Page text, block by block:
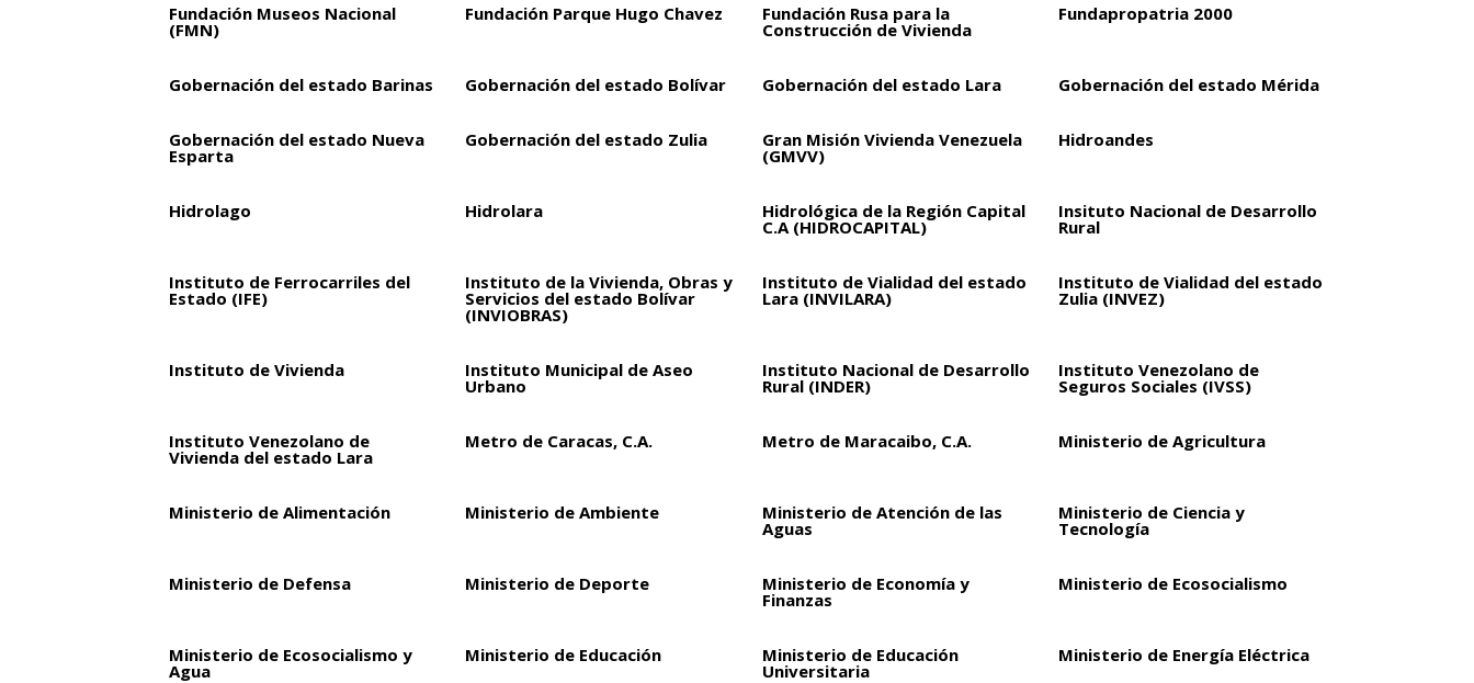
Fundación Museos Nacional
(FMN)
Fundación Parque Hugo Chavez Fundación Rusa para la
Construcción de Vivienda
Fundapropatria 2000
Gobernación del estado Barinas Gobernación del estado Bolívar Gobernación del estado Lara Gobernación del estado Mérida
Gobernación del estado Nueva
Esparta
Gobernación del estado Zulia Gran Misión Vivienda Venezuela
(GMVV)
Hidroandes
Hidrolago Hidrolara Hidrológica de la Región Capital
C.A (HIDROCAPITAL)
Insituto Nacional de Desarrollo
Rural
Instituto de Ferrocarriles del
Estado (IFE)
Instituto de la Vivienda, Obras y
Servicios del estado Bolívar
(INVIOBRAS)
Instituto de Vialidad del estado
Lara (INVILARA)
Instituto de Vialidad del estado
Zulia (INVEZ)
Instituto de Vivienda Instituto Municipal de Aseo
Urbano
Instituto Nacional de Desarrollo
Rural (INDER)
Instituto Venezolano de
Seguros Sociales (IVSS)
Instituto Venezolano de
Vivienda del estado Lara
Metro de Caracas, C.A. Metro de Maracaibo, C.A. Ministerio de Agricultura
Ministerio de Alimentación Ministerio de Ambiente Ministerio de Atención de las
Aguas
Ministerio de Ciencia y
Tecnología
Ministerio de Defensa Ministerio de Deporte Ministerio de Economía y
Finanzas
Ministerio de Ecosocialismo
Ministerio de Ecosocialismo y
Agua
Ministerio de Educación Ministerio de Educación
Universitaria
Ministerio de Energía Eléctrica